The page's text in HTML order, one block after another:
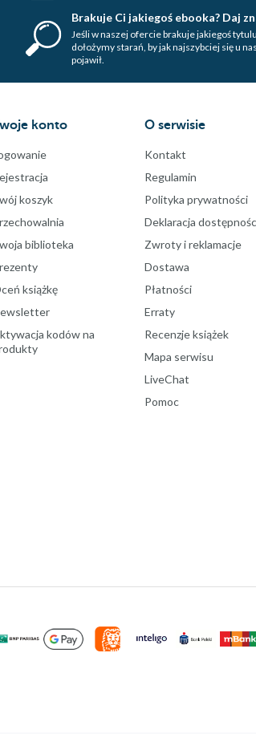
Brakuje Ci jakiegoś ebooka? Daj
Jeśli w naszej ofercie brakuje jakiegoś tytulu,
dołożymy starań, by jak najszybciej się u nas
pojawił.
konto
koszyk
biblioteka
książkę
kodów na
O serwisie
Kontakt
Regulamin
Polityka prywatności
Deklaracja
Zwroty i reklamacje
Dostawa
Płatności
Erraty
Recenzje książek
Mapa serwisu
LiveChat
Pomoc